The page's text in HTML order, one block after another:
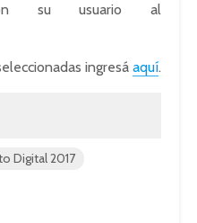
su usuario al
ingresá aquí.
Digital 2017